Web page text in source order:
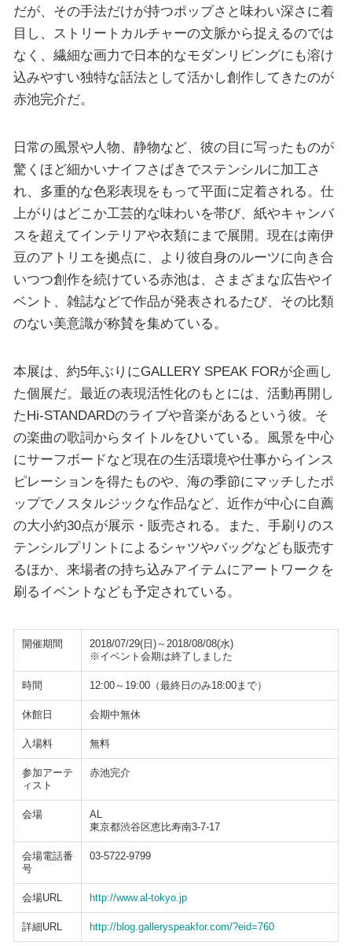
だが、その手法だけが持つポップさと味わい深さに着
目し、ストリートカルチャーの文脈から捉えるのでは
なく、繊細な画力で日本的なモダンリビングにも溶け
込みやすい独特な話法として活かし創作してきたのが
赤池完介だ。
日常の風景や人物、静物など、彼の目に写ったものが
驚くほど細かいナイフさばきでステンシルに加工さ
れ、多重的な色彩表現をもって平面に定着される。仕
上がりはどこか工芸的な味わいを帯び、紙やキャンバ
スを超えてインテリアや衣類にまで展開。現在は南伊
豆のアトリエを拠点に、より彼自身のルーツに向き合
いつつ創作を続けている赤池は、さまざまな広告やイ
ベント、雑誌などで作品が発表されるたび、その比類
のない美意識が称賛を集めている。
本展は、約5年ぶりにGALLERY SPEAK FORが企画し
た個展だ。最近の表現活性化のもとには、活動再開し
たHi-STANDARDのライブや音楽があるという彼。そ
の楽曲の歌詞からタイトルをひいている。風景を中心
にサーフボードなど現在の生活環境や仕事からインス
ピレーションを得たものや、海の季節にマッチしたポ
ップでノスタルジックな作品など、近作が中心に自薦
の大小約30点が展示・販売される。また、手刷りのス
テンシルプリントによるシャツやバッグなども販売す
るほか、来場者の持ち込みアイテムにアートワークを
刷るイベントなども予定されている。
開催期間
2018/07/29(日)～2018/08/08(水)
※イベント会期は終了しました
時間 12:00～19:00（最終日のみ18:00まで）
休館日 会期中無休
入場料 無料
参加アーテ
ィスト
赤池完介
会場
AL
東京都渋谷区恵比寿南3-7-17
会場電話番
号
03-5722-9799
会場URL http://www.al-tokyo.jp
詳細URL http://blog.galleryspeakfor.com/?eid=760